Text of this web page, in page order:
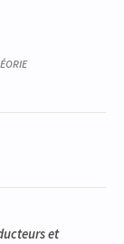
et